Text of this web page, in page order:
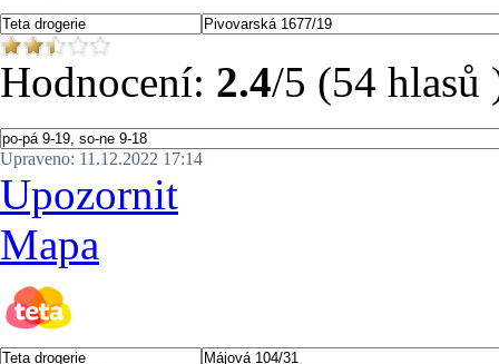
Hodnocení: 2.4/5 (54 hlasů
Upraveno: 11.12.2022 17:14
Upozornit
Mapa